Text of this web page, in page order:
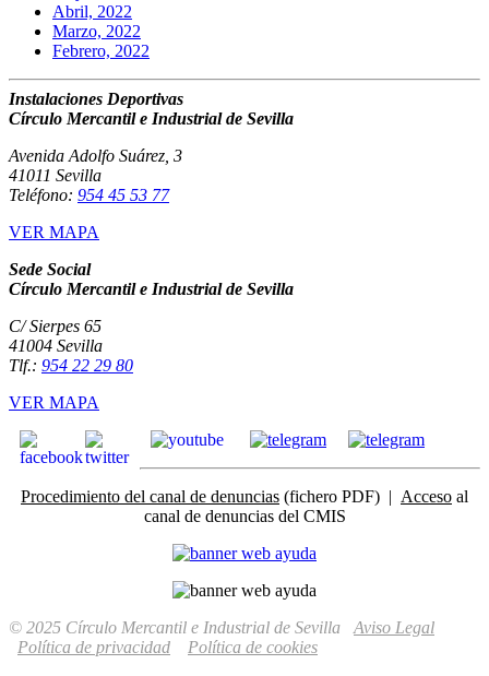
Abril, 2022
Marzo, 2022
Febrero, 2022
Instalaciones Deportivas
Círculo Mercantil e Industrial de Sevilla
Avenida Adolfo Suárez, 3
41011 Sevilla
Teléfono: 954 45 53 77
VER MAPA
Sede Social
Círculo Mercantil e Industrial de Sevilla
C/ Sierpes 65
41004 Sevilla
Tlf.: 954 22 29 80
VER MAPA
Procedimiento del canal de denuncias (fichero PDF) | Acceso al
canal de denuncias del CMIS
© 2025 Círculo Mercantil e Industrial de Sevilla Aviso Legal
Política de privacidad
Política de cookies